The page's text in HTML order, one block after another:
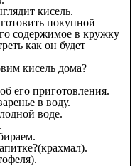
кисель.
покупной
содержимое в кружку
как он будет
кисель дома?
его приготовления.
в воду.
воде.